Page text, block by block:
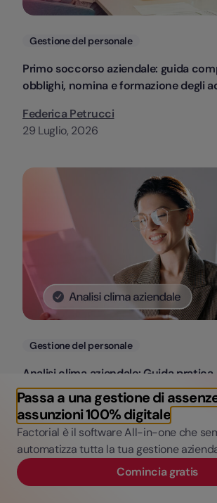
Passa a una gestione di
assunzioni 100% digitale
Factorial è il software All-in-one che
automatizza tutta la tua gestione
Comincia gratis
Categorie
Gestione del personale
Primo soccorso aziendale: guida
obblighi, nomina e formazione degli
Federica Petrucci
29 Luglio, 2026
Categorie
Gestione del personale
Analisi clima aziendale: Guida pratica
di lavoro
Matteo Pizzinato
29 Luglio, 2026